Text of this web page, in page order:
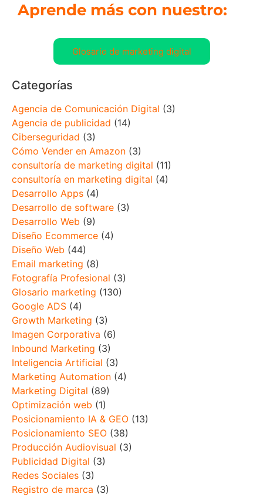
Aprende más con nuestro:
Glosario de marketing digital
Categorías
Agencia de Comunicación Digital (3)
Agencia de publicidad (14)
Ciberseguridad (3)
Cómo Vender en Amazon (3)
consultoría de marketing digital (11)
consultoría en marketing digital (4)
Desarrollo Apps (4)
Desarrollo de software (3)
Desarrollo Web (9)
Diseño Ecommerce (4)
Diseño Web (44)
Email marketing (8)
Fotografía Profesional (3)
Glosario marketing (130)
Google ADS (4)
Growth Marketing (3)
Imagen Corporativa (6)
Inbound Marketing (3)
Inteligencia Artificial (3)
Marketing Automation (4)
Marketing Digital (89)
Optimización web (1)
Posicionamiento IA & GEO (13)
Posicionamiento SEO (38)
Producción Audiovisual (3)
Publicidad Digital (3)
Redes Sociales (3)
Registro de marca (3)